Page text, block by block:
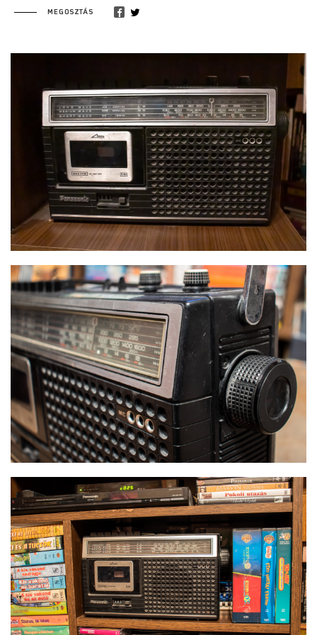
MEGOSZTÁS
BERZENKÓ ADRIÁN - RÁDIÓS MAGNÓ 1
BERZENKÓ ADRIÁN - RÁDIÓS MAGNÓ 2
BERZENKÓ ADRIÁN - RÁDIÓS MAGNÓ 3